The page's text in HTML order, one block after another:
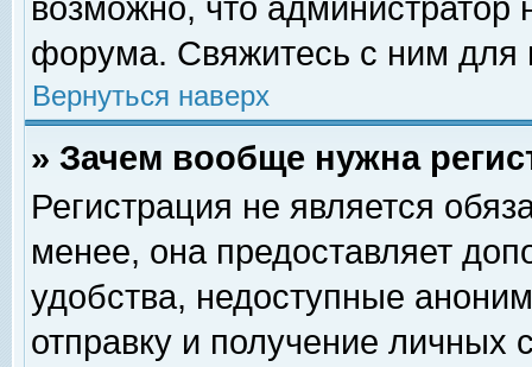
возможно, что
форума. Свяжитесь с ним для
Вернуться наверх
» Зачем вообще нужна
Регистрация не является
менее, она предоставляет
удобства, недоступные
отправку и получение личных